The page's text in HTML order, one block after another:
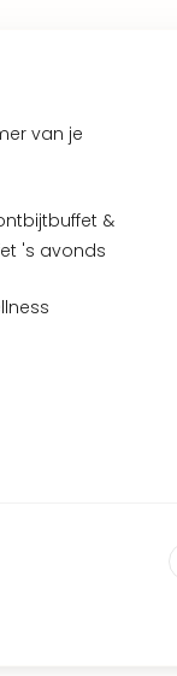
van je
&
's avonds